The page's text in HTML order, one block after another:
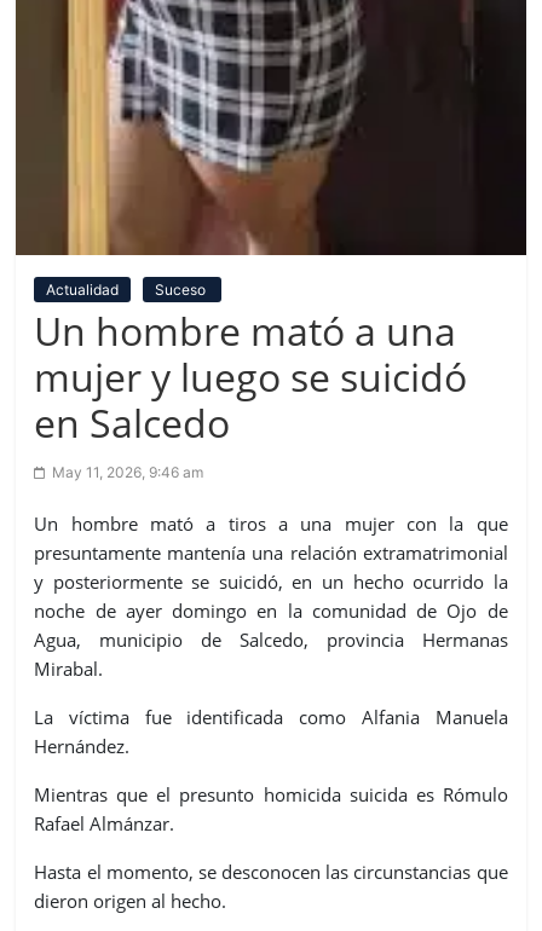
Actualidad Suceso
Un hombre mató a una
mujer y luego se suicidó
en Salcedo
May 11, 2026, 9:46 am
Un hombre mató a tiros a una mujer con la que
presuntamente mantenía una relación extramatrimonial
y posteriormente se suicidó, en un hecho ocurrido la
noche de ayer domingo en la comunidad de Ojo de
Agua, municipio de Salcedo, provincia Hermanas
Mirabal.
La víctima fue identificada como Alfania Manuela
Hernández.
Mientras que el presunto homicida suicida es Rómulo
Rafael Almánzar.
Hasta el momento, se desconocen las circunstancias que
dieron origen al hecho.